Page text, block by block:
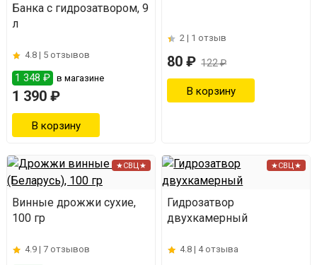
Банка с гидрозатвором, 9
л
4.8 | 5 отзывов
1 348 ₽ в магазине
1 390 ₽
2 | 1 отзыв
80 ₽ 122 ₽
★СВЦ★
Винные дрожжи сухие,
100 гр
4.9 | 7 отзывов
★СВЦ★
Гидрозатвор
двухкамерный
4.8 | 4 отзыва